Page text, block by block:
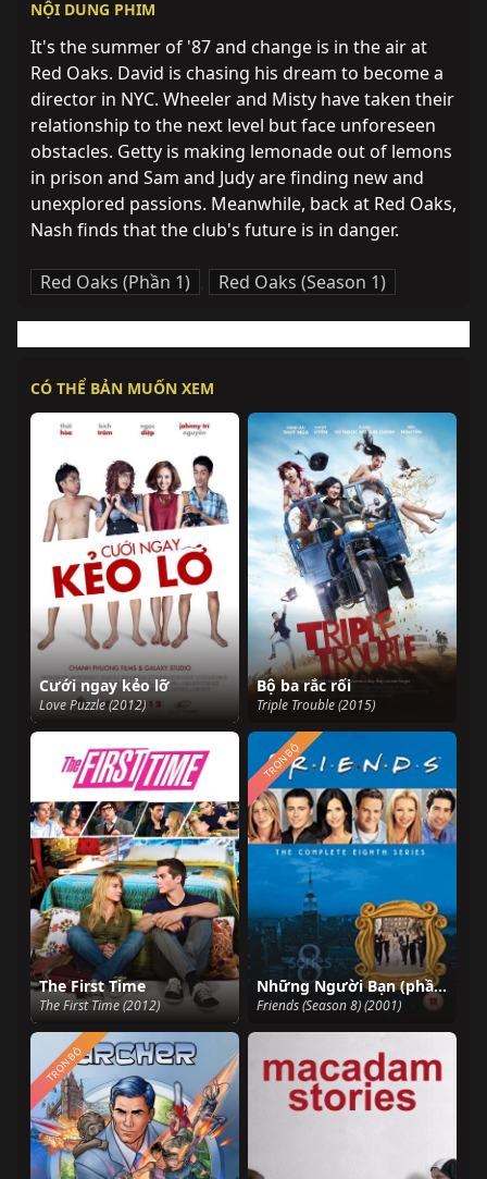
NỘI DUNG PHIM
It's the summer of '87 and change is in the air at
Red Oaks. David is chasing his dream to become a
director in NYC. Wheeler and Misty have taken their
relationship to the next level but face unforeseen
obstacles. Getty is making lemonade out of lemons
in prison and Sam and Judy are finding new and
unexplored passions. Meanwhile, back at Red Oaks,
Nash finds that the club's future is in danger.
Red Oaks (Phần 1) , Red Oaks (Season 1)
CÓ THỂ BẢN MUỐN XEM
Cưới ngay kẻo lỡ
Love Puzzle (2012)
Bộ ba rắc rối
Triple Trouble (2015)
The First Time
The First Time (2012)
Những Người Bạn (phần 8)
Friends (Season 8) (2001)
TRỌN BỘ
TRỌN BỘ